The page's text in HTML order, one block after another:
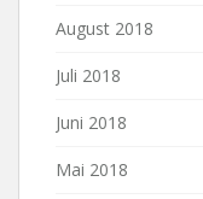
August 2018
Juli 2018
Juni 2018
Mai 2018